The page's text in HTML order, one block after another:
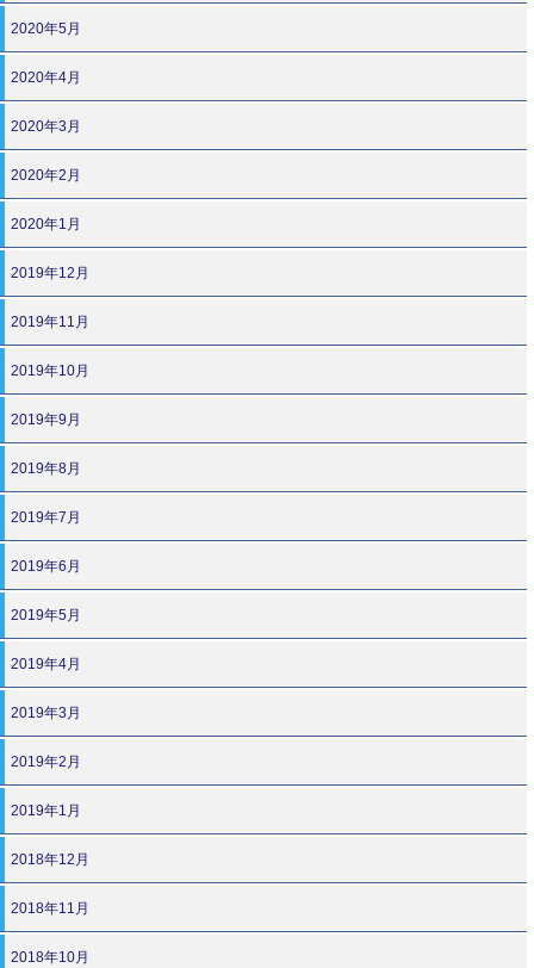
2020年5月
2020年4月
2020年3月
2020年2月
2020年1月
2019年12月
2019年11月
2019年10月
2019年9月
2019年8月
2019年7月
2019年6月
2019年5月
2019年4月
2019年3月
2019年2月
2019年1月
2018年12月
2018年11月
2018年10月